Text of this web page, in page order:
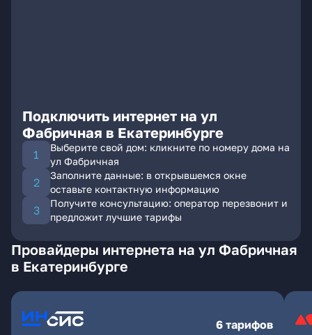
Подключить интернет на ул
Фабричная в Екатеринбурге
Выберите свой дом: кликните по номеру дома на
ул Фабричная
Заполните данные: в открывшемся окне
оставьте контактную информацию
Получите консультацию: оператор перезвонит и
предложит лучшие тарифы
Провайдеры интернета на ул Фабричная
в Екатеринбурге
6 тарифов